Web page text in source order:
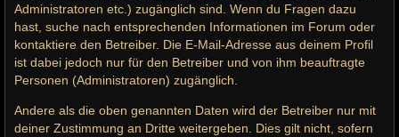
Administratoren etc.) zugänglich sind. Wenn du Fragen dazu
hast, suche nach entsprechenden Informationen im Forum oder
kontaktiere den Betreiber. Die E-Mail-Adresse aus deinem Profil
ist dabei jedoch nur für den Betreiber und von ihm beauftragte
Personen (Administratoren) zugänglich.
Andere als die oben genannten Daten wird der Betreiber nur mit
deiner Zustimmung an Dritte weitergeben. Dies gilt nicht, sofern